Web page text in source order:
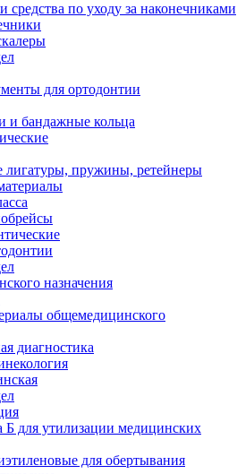
средства по уходу за наконечниками
для ортодонтии
и бандажные кольца
лигатуры, пружины, ретейнеры
назначения
общемедицинского
диагностика
Б для утилизации медицинских
для обертывания